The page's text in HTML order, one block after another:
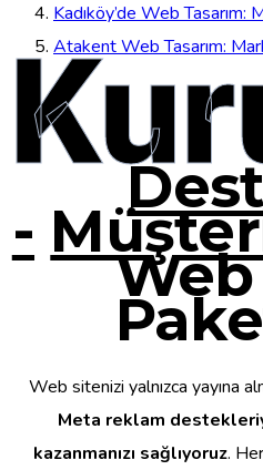
Kadıköy’de Web Tasarım:
Atakent Web Tasarım:
-
Web sitenizi yalnızca yayına
Meta reklam
kazanmanızı sağlıyoruz.